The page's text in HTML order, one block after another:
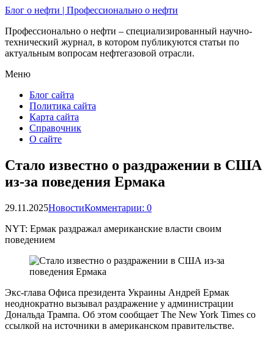
Блог о нефти | Профессионально о нефти
Профессионально о нефти – специализированный научно-
технический журнал, в котором публикуются статьи по
актуальным вопросам нефтегазовой отрасли.
Меню
Блог сайта
Политика сайта
Карта сайта
Справочник
О сайте
Стало известно о раздражении в США
из-за поведения Ермака
29.11.2025НовостиКомментарии: 0
NYT: Ермак раздражал американские власти своим
поведением
Экс-глава Офиса президента Украины Андрей Ермак
неоднократно вызывал раздражение у администрации
Дональда Трампа. Об этом сообщает The New York Times со
ссылкой на источники в американском правительстве.